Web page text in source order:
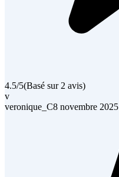
4.5/5(Basé sur 2 avis)
v
veronique_C8 novembre 2025